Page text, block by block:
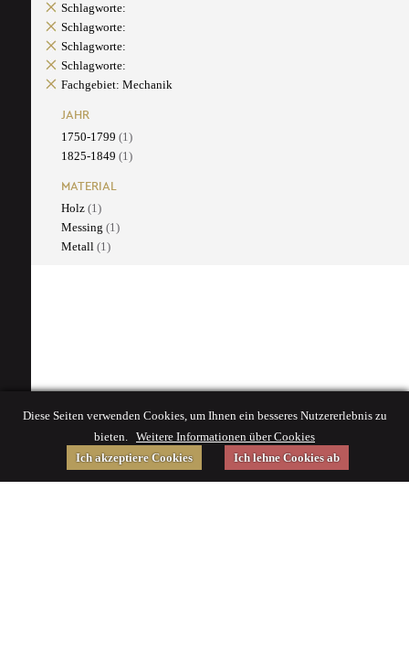
Schlagworte:
Schlagworte:
Schlagworte:
Schlagworte:
Fachgebiet: Mechanik
JAHR
1750-1799 (1)
1825-1849 (1)
MATERIAL
Holz (1)
Messing (1)
Metall (1)
Diese Seiten verwenden Cookies, um Ihnen ein besseres Nutzererlebnis zu
bieten. Weitere Informationen über Cookies
Ich akzeptiere Cookies
Ich lehne Cookies ab